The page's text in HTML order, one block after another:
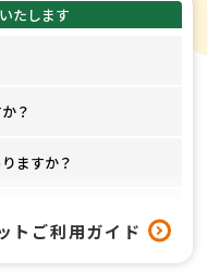
？
ますか？
トご利用ガイド